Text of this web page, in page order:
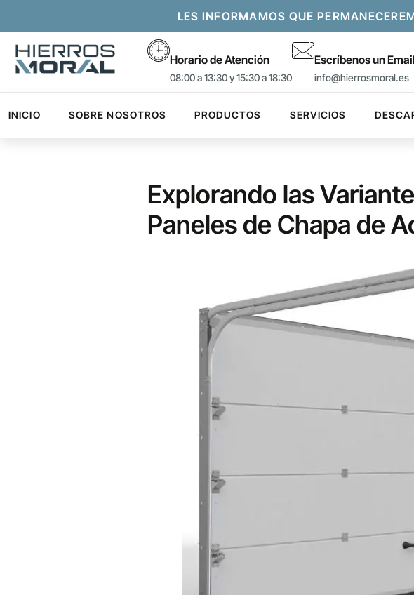
LES INFORMAMOS QUE
Horario de Atención
08:00 a 13:30 y 15:30 a 18:30
Escríbenos un Email
info@hierrosmoral.es
INICIO SOBRE NOSOTROS PRODUCTOS SERVICIOS
Explorando las
Paneles de Chapa de